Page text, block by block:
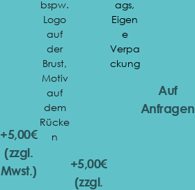
+5,00€
(zzgl.
Mwst.)
bspw.
Logo
auf
der
Brust,
Motiv
auf
dem
Rücke
n
+5,00€
(zzgl.
ags,
Eigen
e
Verpa
ckung
Auf
Anfragen